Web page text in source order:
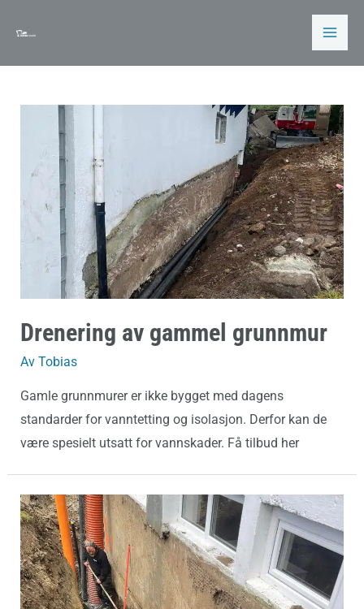
rett
Drenering av gammel grunnmur
Av Tobias
Gamle grunnmurer er ikke bygget med dagens
standarder for vanntetting og isolasjon. Derfor kan de
være spesielt utsatt for vannskader. Få tilbud her
Drenering
rundt
hus
i
Stavanger